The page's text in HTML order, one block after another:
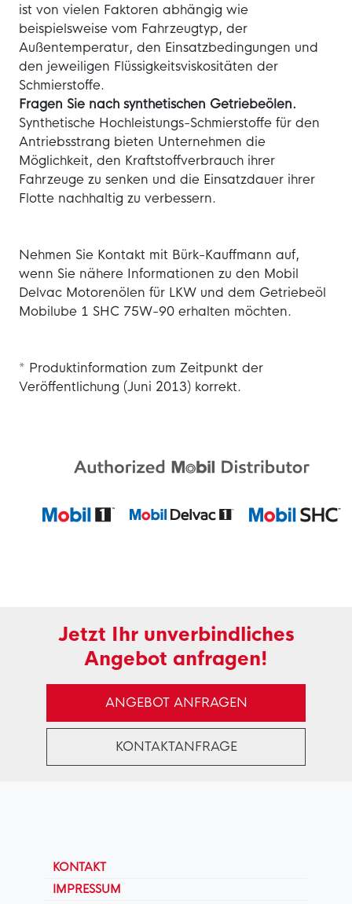
ist von vielen Faktoren abhängig wie
beispielsweise vom Fahrzeugtyp, der
Außentemperatur, den Einsatzbedingungen und
den jeweiligen Flüssigkeitsviskositäten der
Schmierstoffe.
Fragen Sie nach synthetischen Getriebeölen.
Synthetische Hochleistungs-Schmierstoffe für den
Antriebsstrang bieten Unternehmen die
Möglichkeit, den Kraftstoffverbrauch ihrer
Fahrzeuge zu senken und die Einsatzdauer ihrer
Flotte nachhaltig zu verbessern.
Nehmen Sie Kontakt mit Bürk-Kauffmann auf,
wenn Sie nähere Informationen zu den Mobil
Delvac Motorenölen für LKW und dem Getriebeöl
Mobilube 1 SHC 75W-90 erhalten möchten.
* Produktinformation zum Zeitpunkt der
Veröffentlichung (Juni 2013) korrekt.
Jetzt Ihr unverbindliches
Angebot anfragen!
ANGEBOT ANFRAGEN
KONTAKTANFRAGE
KONTAKT
IMPRESSUM